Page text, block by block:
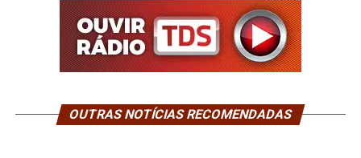
OUTRAS NOTÍCIAS RECOMENDADAS